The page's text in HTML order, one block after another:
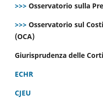
>>> Osservatorio sulla
>>> Osservatorio sul
(OCA)
Giurisprudenza delle
ECHR
CJEU